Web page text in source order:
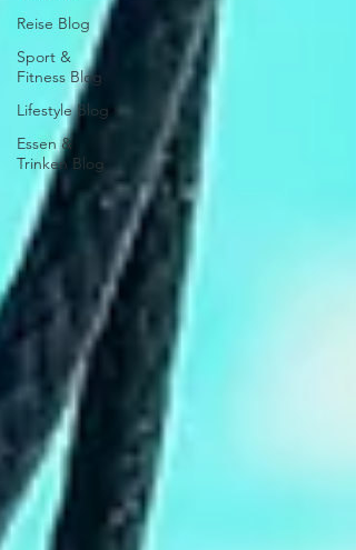
Reise Blog
Sport &
Fitness Blog
Lifestyle Blog
Essen &
Trinken Blog